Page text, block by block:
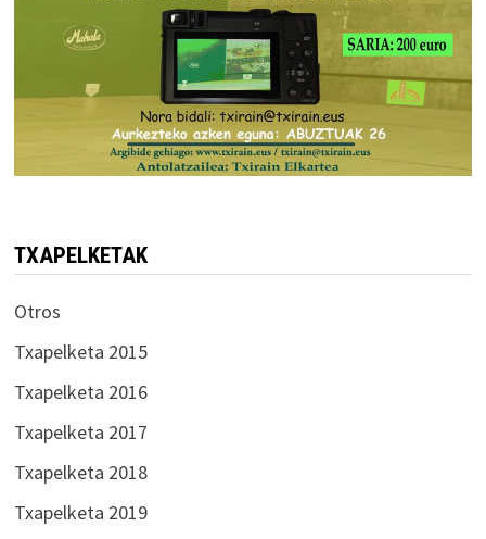
TXAPELKETAK
Otros
Txapelketa 2015
Txapelketa 2016
Txapelketa 2017
Txapelketa 2018
Txapelketa 2019